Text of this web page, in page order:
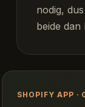
nodig,
beide
SHOPIFY APP ·